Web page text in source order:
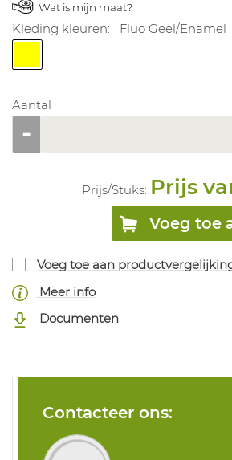
Wat is mijn maat?
Kleding kleuren: Fluo Geel/Enamel
Aantal
Prijs/Stuks: Prijs
Voeg toe
Voeg toe aan
Meer info
Documenten
Contacteer ons: